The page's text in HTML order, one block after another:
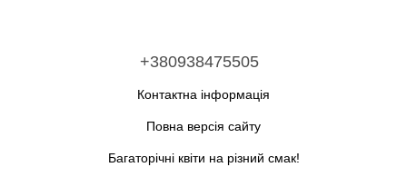
+380938475505
Контактна інформація
Повна версія сайту
Багаторічні квіти на різний смак!